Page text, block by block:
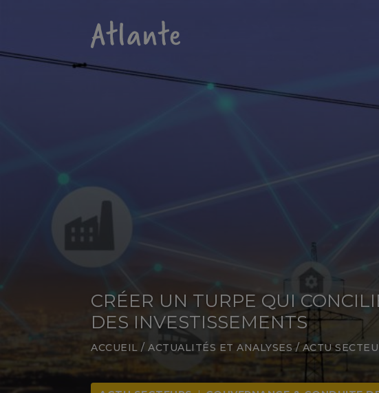
CRÉER UN TURPE QUI
DES INVESTISSEMENTS
ACCUEIL / ACTUALITÉS ET ANALYSES / ACTU